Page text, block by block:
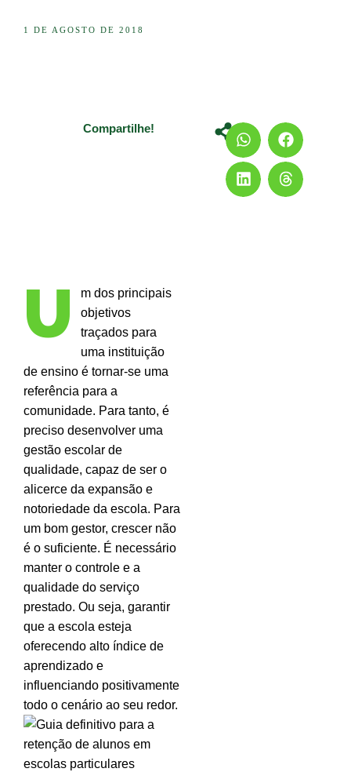
1 DE AGOSTO DE 2018
Compartilhe!
U
m dos principais
objetivos
traçados para
uma instituição
de ensino é tornar-se uma
referência para a
comunidade. Para tanto, é
preciso desenvolver uma
gestão escolar de
qualidade, capaz de ser o
alicerce da expansão e
notoriedade da escola. Para
um bom gestor, crescer não
é o suficiente. É necessário
manter o controle e a
qualidade do serviço
prestado. Ou seja, garantir
que a escola esteja
oferecendo alto índice de
aprendizado e
influenciando positivamente
todo o cenário ao seu redor.